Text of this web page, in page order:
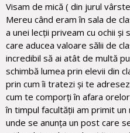
Visam de mică ( din jurul
Mereu când eram în sala de
a unei lecții priveam cu ochii
care aducea valoare sălii de
incredibil să ai atât de multă
schimbă lumea prin elevii din
prin cum îi tratezi și te
cum te comporți în afara
în timpul facultății am primit
unde se anunța un post care